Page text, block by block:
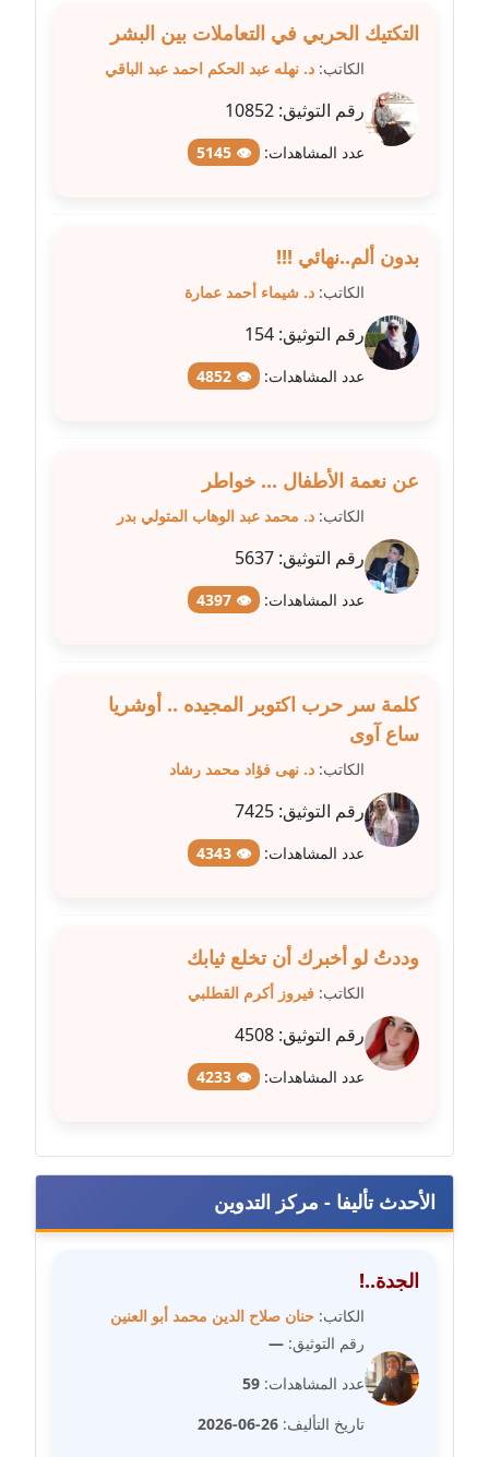
مدونة شرف الدين محمد
عاملة
مدونة شريف ابراهيم
مدونة شيماء حسني
عاملة
مدونة شيماء عبد المقصود
مدونة شيماء عصام
عاملة
مدونة شيماء عمارة
عاملة
مدونة صفا غنيم
عاملة
مدونة صفاء فوزي
عاملة
مدونة طارق المسيري
عاملة
مدونة طلبة رضوان
متوفي
مدونة طه عبد الوهاب
عاملة
مدونة عاصم عرابي
عاملة
مدونة عبد الحميد ابراهيم
عاملة
مدونة عبد الرحمن محمد
التكتيك الحربي في التعاملات بين البشر
الكاتب: د. نهله عبد الحكم احمد عبد الباقي
رقم التوثيق: 10852
عدد المشاهدات: 👁 5145
بدون ألم..نهائي !!!
الكاتب: د. شيماء أحمد عمارة
رقم التوثيق: 154
عدد المشاهدات: 👁 4852
عن نعمة الأطفال ... خواطر
الكاتب: د. محمد عبد الوهاب المتولي بدر
رقم التوثيق: 5637
عدد المشاهدات: 👁 4397
كلمة سر حرب اكتوبر المجيده .. أوشريا
ساع آوى
الكاتب: د. نهى فؤاد محمد رشاد
رقم التوثيق: 7425
عدد المشاهدات: 👁 4343
وددتُ لو أخبرك أن تخلع ثيابك
الكاتب: فيروز أكرم القطلبي
رقم التوثيق: 4508
عدد المشاهدات: 👁 4233
الأحدث تأليفا - مركز التدوين
الجدة..!
الكاتب: حنان صلاح الدين محمد أبو العنين
رقم التوثيق: —
عدد المشاهدات: 59
تاريخ التأليف: 26-06-2026